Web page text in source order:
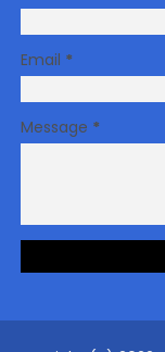
Email *
Message *